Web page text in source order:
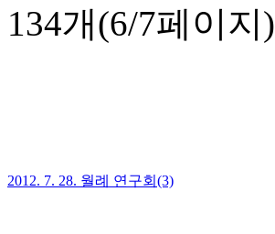
134개(6/7페이지)
2012. 7. 28. 월례 연구회(3)